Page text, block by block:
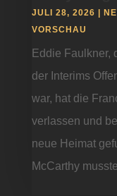
JULI 28, 2026
VORSCHAU
Eddie Faulkner,
der Interims
war, hat die
verlassen und
neue Heimat
McCarthy